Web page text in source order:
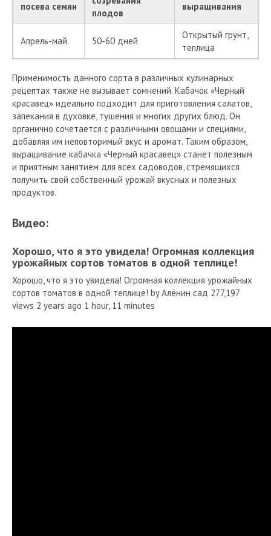
посева семян
плодов
выращивания
Апрель-май 50-60 дней
Открытый грунт,
теплица
Применимость данного сорта в различных кулинарных
рецептах также не вызывает сомнений. Кабачок «Черный
красавец» идеально подходит для приготовления салатов,
запекания в духовке, тушения и многих других блюд. Он
органично сочетается с различными овощами и специями,
добавляя им неповторимый вкус и аромат. Таким образом,
выращивание кабачка «Черный красавец» станет полезным
и приятным занятием для всех садоводов, стремящихся
получить свой собственный урожай вкусных и полезных
продуктов.
Видео:
Хорошо, что я это увидела! Огромная коллекция
урожайных сортов томатов в одной теплице!
Хорошо, что я это увидела! Огромная коллекция урожайных
сортов томатов в одной теплице! by Алёнин сад 277,197
views 2 years ago 1 hour, 11 minutes